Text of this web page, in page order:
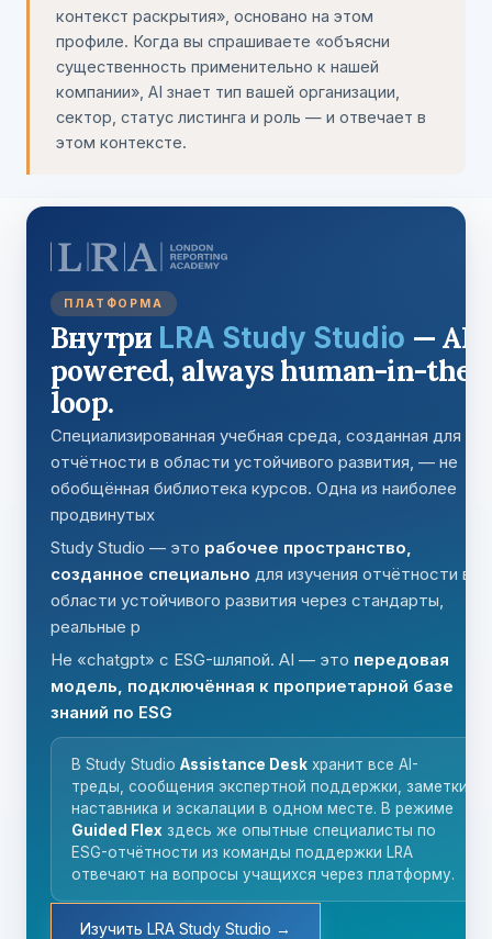
контекст раскрытия», основано на этом
профиле. Когда вы спрашиваете «объясни
существенность применительно к нашей
компании» , AI знает тип вашей организации,
сектор, статус листинга и роль — и отвечает в
этом контексте.
ПЛАТФОРМА
Внутри LRA Study Studio — AI-
powered, always human-in-the-
loop.
Специализированная учебная среда, созданная для
отчётности в области устойчивого развития, — не
обобщённая библиотека курсов. Одна из наиболее
продвинутых
Study Studio — это рабочее пространство,
созданное специально для изучения отчётности в
области устойчивого развития через стандарты,
реальные р
Не «chatgpt» с ESG-шляпой. AI — это передовая
модель, подключённая к проприетарной базе
знаний по ESG
В Study Studio Assistance Desk хранит все AI-
треды, сообщения экспертной поддержки, заметки
наставника и эскалации в одном месте. В режиме
Guided Flex здесь же опытные специалисты по
ESG-отчётности из команды поддержки LRA
отвечают на вопросы учащихся через платформу.
Изучить LRA Study Studio →